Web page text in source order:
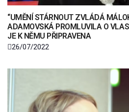
“UMĚNÍ STÁRNOUT ZVLÁDÁ
ADAMOVSKÁ PROMLUVILA O
JE K NĚMU PŘIPRAVENA
26/07/2022